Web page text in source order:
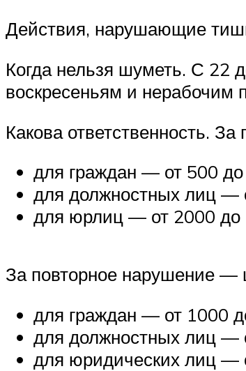
Действия, нарушающие
Когда нельзя шуметь. С 22
воскресеньям и нерабочим
Какова ответственность.
для граждан — от 500
для должностных лиц —
для юрлиц — от 2000 до
За повторное нарушение —
для граждан — от 1000
для должностных лиц —
для юридических лиц —